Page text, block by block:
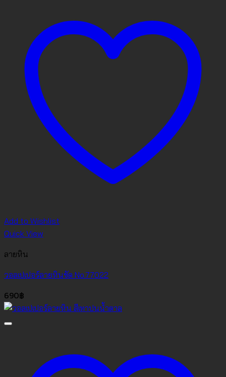
Add to Wishlist
Quick View
ลายหิน
วอลเปเปอร์ลายหินขัด No.77022
690฿